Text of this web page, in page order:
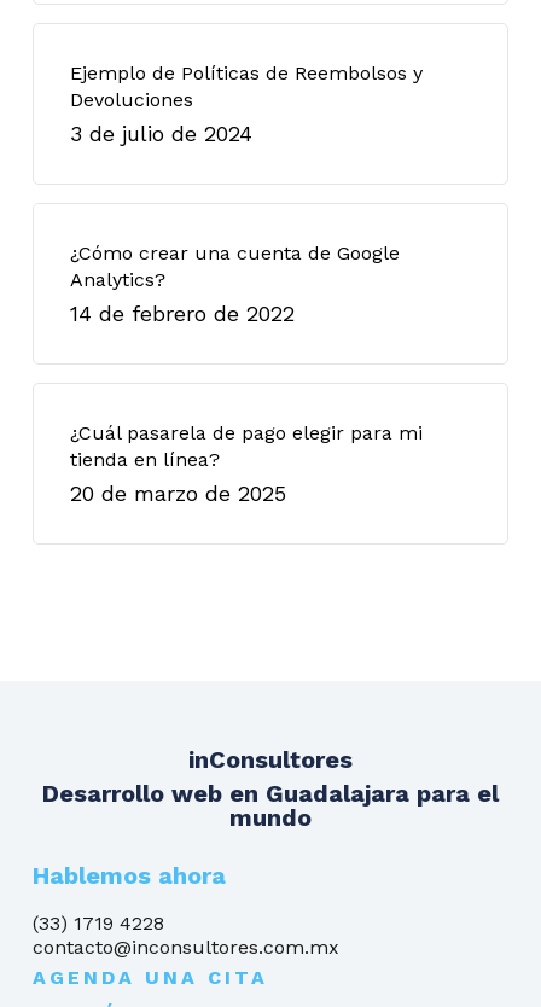
Ejemplo de Políticas de Reembolsos y
Devoluciones
3 de julio de 2024
¿Cómo crear una cuenta de Google
Analytics?
14 de febrero de 2022
¿Cuál pasarela de pago elegir para mi
tienda en línea?
20 de marzo de 2025
inConsultores
Desarrollo web en Guadalajara para el
mundo
Hablemos ahora
(33) 1719 4228
contacto@inconsultores.com.mx
AGENDA UNA CITA